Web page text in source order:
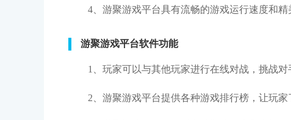
4、游聚游戏平台具有流畅的游戏运行速度和
游聚游戏平台软件功能
1、玩家可以与其他玩家进行在线对战，挑战对
2、游聚游戏平台提供各种游戏排行榜，让玩家